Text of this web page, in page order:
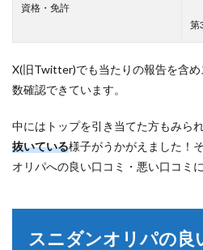
資格・免許
第
X(旧Twitter)でも当たりの報告を含
数確認できています。
中にはトップを引き当てた方もみられ
抜いている様子がうかがえました！
オリパへの良い口コミ・悪い口コミ
スニダンオリパの良